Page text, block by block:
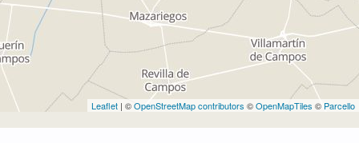
Leaflet | ©OpenStreetMap contributors ©OpenMapTiles © Parcello